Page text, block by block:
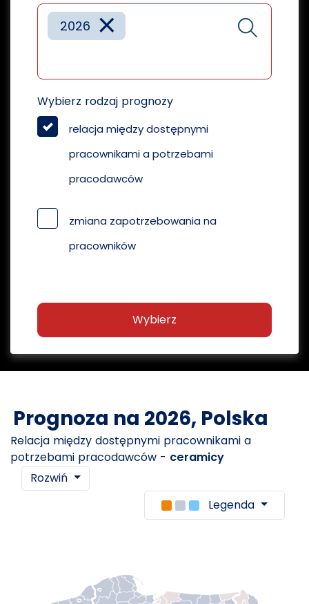
×
2026
Wybierz rodzaj prognozy
relacja między dostępnymi
pracownikami a potrzebami
pracodawców
zmiana zapotrzebowania na
pracowników
Wybierz
Prognoza na 2026, Polska
Relacja między dostępnymi pracownikami a
potrzebami pracodawców - ceramicy
Rozwiń
Legenda